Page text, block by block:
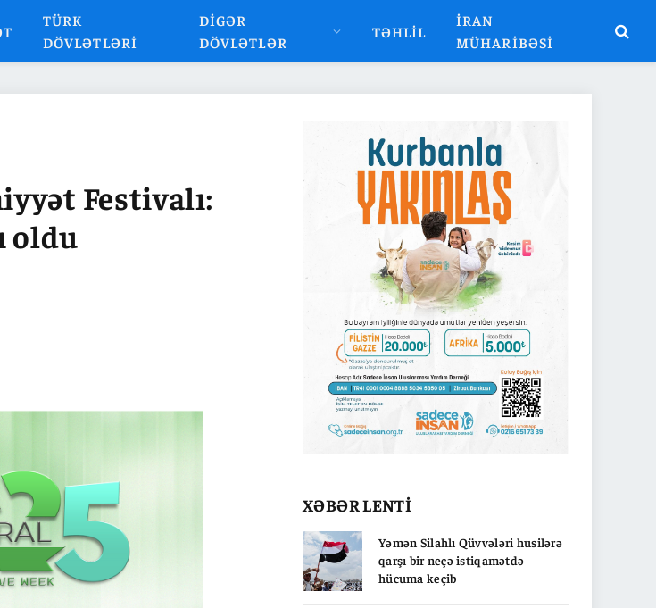
TÜRK
DÖVLƏTLƏRI
DIGƏR
DÖVLƏTLƏR
TƏHLIL
İRAN
MÜHARIBƏSI
Festivalı:
oldu
XƏBƏR LENTİ
Yəmən Silahlı Qüvvələri husilərə
qarşı bir neçə istiqamətdə
hücuma keçib